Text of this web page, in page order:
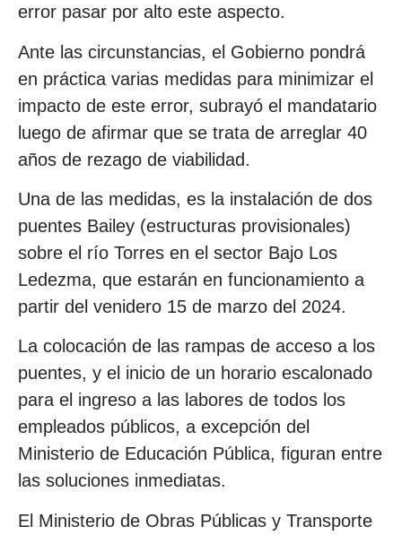
error pasar por alto este aspecto.
Ante las circunstancias, el Gobierno pondrá
en práctica varias medidas para minimizar el
impacto de este error, subrayó el mandatario
luego de afirmar que se trata de arreglar 40
años de rezago de viabilidad.
Una de las medidas, es la instalación de dos
puentes Bailey (estructuras provisionales)
sobre el río Torres en el sector Bajo Los
Ledezma, que estarán en funcionamiento a
partir del venidero 15 de marzo del 2024.
La colocación de las rampas de acceso a los
puentes, y el inicio de un horario escalonado
para el ingreso a las labores de todos los
empleados públicos, a excepción del
Ministerio de Educación Pública, figuran entre
las soluciones inmediatas.
El Ministerio de Obras Públicas y Transporte